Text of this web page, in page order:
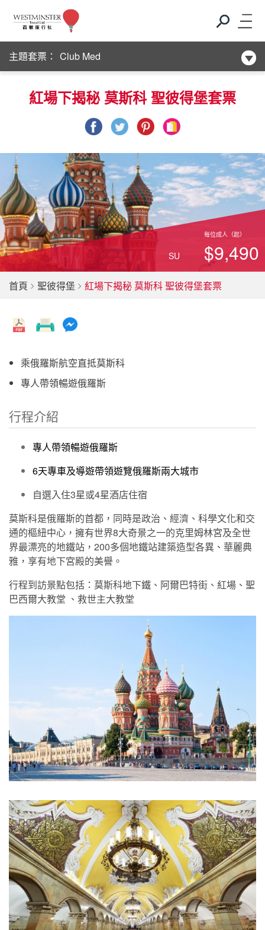
主題套票：
Club Med
新酒店系列
Club Med
新酒店系列
紅場下揭秘 莫斯科 聖彼得堡套票
SU
每位成人（起）
$9,490
首頁 聖彼得堡 紅場下揭秘 莫斯科 聖彼得堡套票
乘俄羅斯航空直抵莫斯科
專人帶領暢遊俄羅斯
行程介紹
專人帶領暢遊俄羅斯
6天專車及導遊帶領遊覽俄羅斯兩大城市
自選入住3星或4星酒店住宿
莫斯科是俄羅斯的首都，同時是政治、經濟、科學文化和交
通的樞紐中心，擁有世界8大奇景之一的克里姆林宮及全世
界最漂亮的地鐵站，200多個地鐵站建築造型各異、華麗典
雅，享有地下宮殿的美譽。
行程到訪景點包括：莫斯科地下鐵、阿爾巴特街、紅場、聖
巴西爾大教堂 、救世主大教堂